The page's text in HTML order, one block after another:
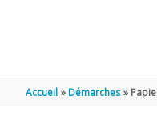
Accueil Démarches